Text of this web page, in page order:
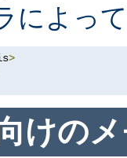
によっ
>
けの